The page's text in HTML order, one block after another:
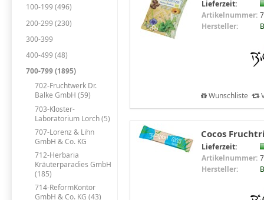
100-199 (496)
200-299 (230)
300-399
400-499 (48)
700-799 (1895)
702-Fruchtwerk Dr.
Balke GmbH (59)
703-Kloster-
Laboratorium Lorch (5)
707-Lorenz & Lihn
GmbH & Co. KG
712-Herbaria
Kräuterparadies GmbH
(185)
714-ReformKontor
GmbH & Co. KG (43)
Lieferzeit:
Artikelnummer:
Hersteller:
Wunschliste
Cocos
Lieferzeit:
Artikelnummer:
Hersteller: